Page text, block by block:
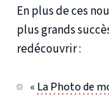
En plus de ces
plus grands
redécouvrir :
« La Photo de